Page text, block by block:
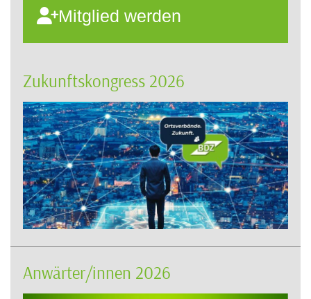
Mitglied werden
Zukunftskongress 2026
Anwärter/innen 2026